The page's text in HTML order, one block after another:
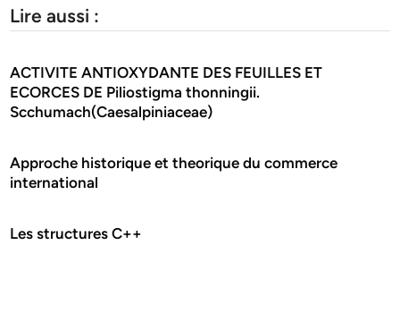
Lire aussi :
ACTIVITE ANTIOXYDANTE DES FEUILLES ET
ECORCES DE Piliostigma thonningii.
Scchumach(Caesalpiniaceae)
Approche historique et theorique du commerce
international
Les structures C++